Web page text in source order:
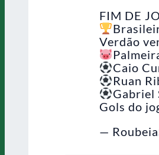
FIM DE
Verdão
Caio
Ruan
Gabriel
Gols do
—